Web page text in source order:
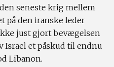
seneste krig mellem
på den iranske leder
just gjort bevægelsen
Israel et påskud til endnu
Libanon.